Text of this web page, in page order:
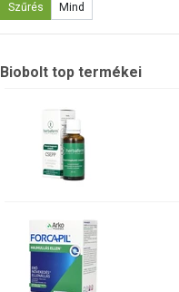
Szűrés Mind
Biobolt top termékei